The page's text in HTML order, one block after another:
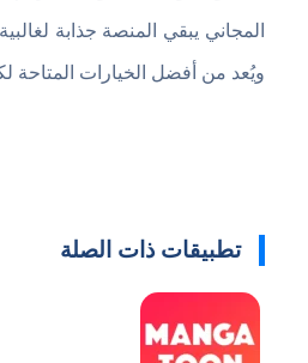
المجاني يبقي المنصة جذابة
ويُعد من أفضل الخيارات المتاحة
تطبيقات ذات الصلة